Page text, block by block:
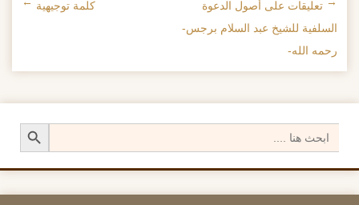
تصفح الإدراجات
← تعليقات على أصول الدعوة
السلفية للشيخ عبد السلام برجس-
رحمه الله-
كلمة توجيهية →
for:
Search Button